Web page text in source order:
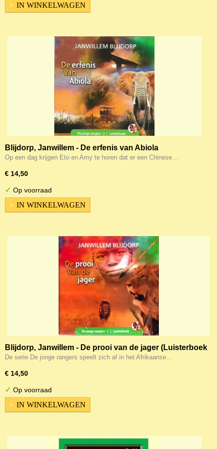
IN WINKELWAGEN
Blijdorp, Janwillem - De erfenis van Abiola
(Luisterboek MP3-CD)
Op een dag krijgen Eto en Amy te horen dat er een Chinese…
€ 14,50
✓ Op voorraad
IN WINKELWAGEN
Blijdorp, Janwillem - De prooi van de jager (Luisterboek
MP3-CD)
De serie De jonge rangers speelt zich af in het Afrikaanse…
€ 14,50
✓ Op voorraad
IN WINKELWAGEN